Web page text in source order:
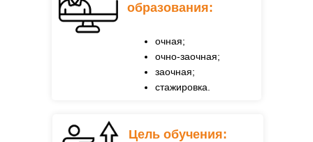
очная;
очно-заочная;
заочная;
стажировка.
образования:
Цель обучения: